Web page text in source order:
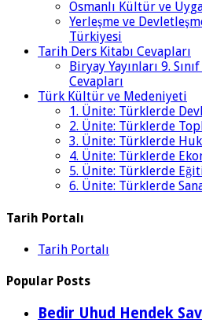
Osmanlı Kültür ve
Yerleşme ve
Türkiyesi
Tarih Ders Kitabı Cevapları
Biryay Yayınları 9.
Cevapları
Türk Kültür ve Medeniyeti
1. Ünite: Türklerde
2. Ünite: Türklerde
3. Ünite: Türklerde
4. Ünite: Türklerde
5. Ünite: Türklerde
6. Ünite: Türklerde
Tarih Portalı
Tarih Portalı
Popular Posts
Bedir Uhud Hendek